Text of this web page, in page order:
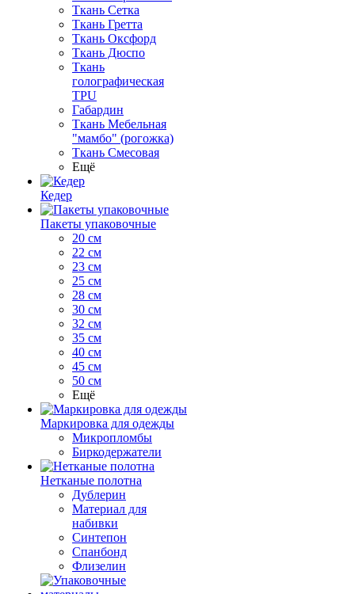
Ткань Сетка
Ткань Гретта
Ткань Оксфорд
Ткань Дюспо
Ткань
голографическая
TPU
Габардин
Ткань Мебельная
"мамбо" (рогожка)
Ткань Смесовая
Ещё
Кедер
Пакеты упаковочные
20 см
22 см
23 см
25 см
28 см
30 см
32 см
35 см
40 см
45 см
50 см
Ещё
Маркировка для одежды
Микропломбы
Биркодержатели
Нетканые полотна
Дублерин
Материал для
набивки
Синтепон
Спанбонд
Флизелин